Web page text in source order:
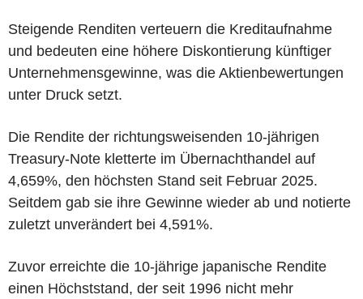
Steigende Renditen verteuern die Kreditaufnahme
und bedeuten eine höhere Diskontierung künftiger
Unternehmensgewinne, was die Aktienbewertungen
unter Druck setzt.
Die Rendite der richtungsweisenden 10-jährigen
Treasury-Note kletterte im Übernachthandel auf
4,659%, den höchsten Stand seit Februar 2025.
Seitdem gab sie ihre Gewinne wieder ab und notierte
zuletzt unverändert bei 4,591%.
Zuvor erreichte die 10-jährige japanische Rendite
einen Höchststand, der seit 1996 nicht mehr